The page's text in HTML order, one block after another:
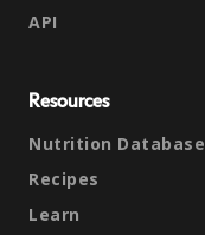
API
Resources
Nutrition Database
Recipes
Learn